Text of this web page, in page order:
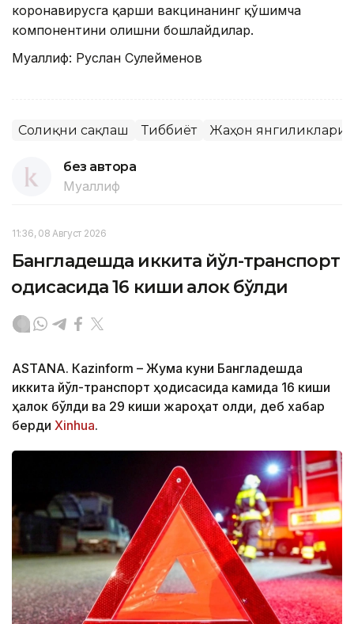
коронавирусга қарши вакцинанинг қўшимча
компонентини олишни бошлайдилар.
Муаллиф: Руслан Сулейменов
Соғлиқни сақлаш Тиббиёт Жаҳон янгиликлари
без автора
Муаллиф
11:36, 08 Август 2026
Бангладешда иккита йўл-транспорт
ҳодисасида 16 киши ҳалок бўлди
ASTANА. Кazinform – Жума куни Бангладешда
иккита йўл-транспорт ҳодисасида камида 16 киши
ҳалок бўлди ва 29 киши жароҳат олди, деб хабар
берди Xinhua.